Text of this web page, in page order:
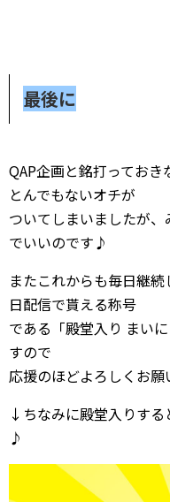
最後に
QAP企画と銘打っておき
とんでもないオチが
ついてしまいましたが
でいいのです♪
またこれからも毎日継
日配信で貰える称号
である「殿堂入り まい
すので
応援のほどよろしくお
↓ちなみに殿堂入りする
♪